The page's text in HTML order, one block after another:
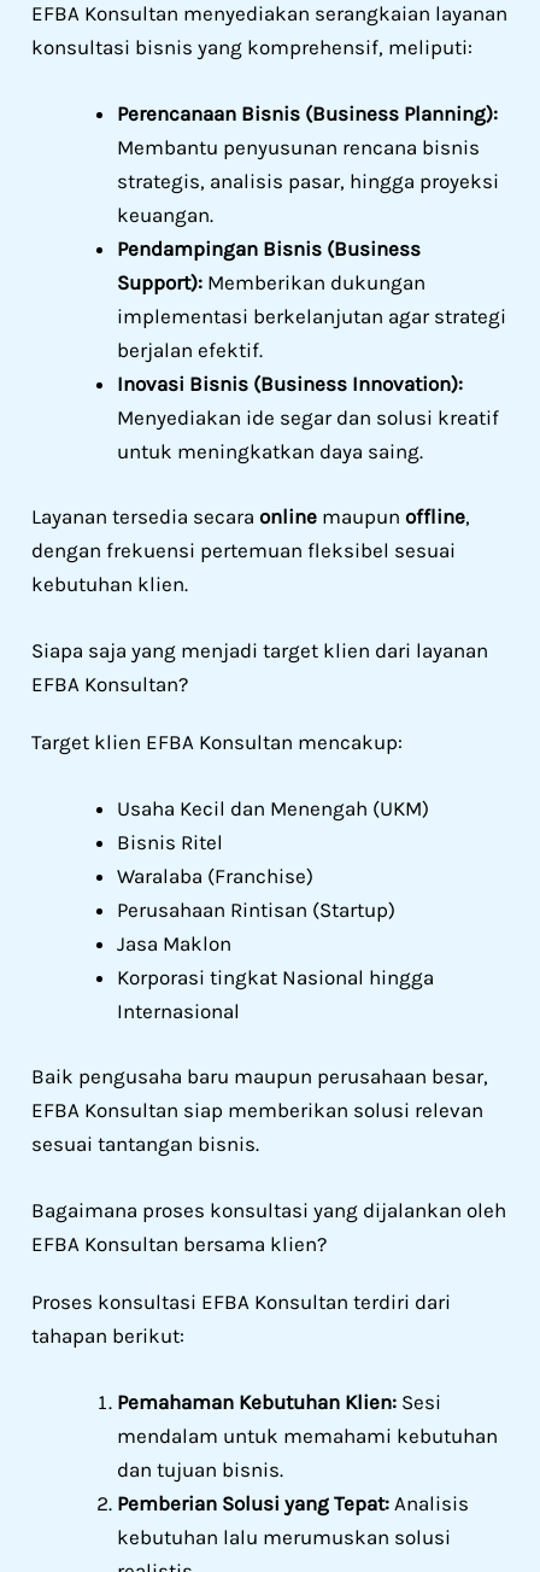
EFBA Konsultan menyediakan serangkaian layanan
konsultasi bisnis yang komprehensif, meliputi:
Perencanaan Bisnis (Business Planning):
Membantu penyusunan rencana bisnis
strategis, analisis pasar, hingga proyeksi
keuangan.
Pendampingan Bisnis (Business
Support):Memberikan dukungan
implementasi berkelanjutan agar strategi
berjalan efektif.
Inovasi Bisnis (Business Innovation):
Menyediakan ide segar dan solusi kreatif
untuk meningkatkan daya saing.
Layanan tersedia secara onlinemaupun offline,
dengan frekuensi pertemuan fleksibel sesuai
kebutuhan klien.
Siapa saja yang menjadi target klien dari layanan
EFBA Konsultan?
Target klien EFBA Konsultan mencakup:
Usaha Kecil dan Menengah (UKM)
Bisnis Ritel
Waralaba (Franchise)
Perusahaan Rintisan (Startup)
Jasa Maklon
Korporasi tingkat Nasional hingga
Internasional
Baik pengusaha baru maupun perusahaan besar,
EFBA Konsultan siap memberikan solusi relevan
sesuai tantangan bisnis.
Bagaimana proses konsultasi yang dijalankan oleh
EFBA Konsultan bersama klien?
Proses konsultasi EFBA Konsultan terdiri dari
tahapan berikut:
Pemahaman Kebutuhan Klien:Sesi
mendalam untuk memahami kebutuhan
dan tujuan bisnis.
Pemberian Solusi yang Tepat:Analisis
kebutuhan lalu merumuskan solusi